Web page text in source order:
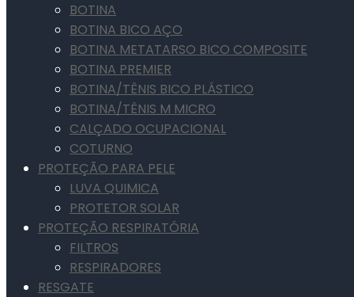
BOTINA
BOTINA BICO AÇO
BOTINA METATARSO BICO COMPOSITE
BOTINA PREMIER
BOTINA/TÊNIS BICO PLÁSTICO
BOTINA/TÊNIS M MICRO
CALÇADO OCUPACIONAL
COTURNO
PROTEÇÃO PARA PELE
LUVA QUIMICA
PROTETOR SOLAR
PROTEÇÃO RESPIRATÓRIA
FILTROS
RESPIRADORES
RESGATE